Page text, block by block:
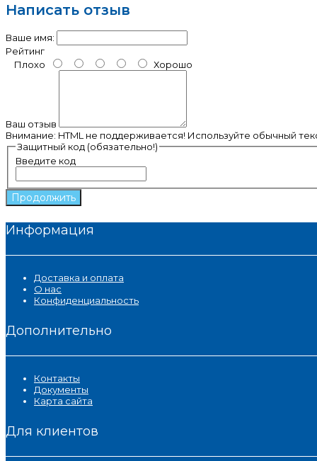
Написать отзыв
Ваше имя:
Рейтинг
Плохо
Хорошо
Ваш отзыв
Внимание: HTML не поддерживается! Используйте обычный
Защитный код (обязательно!)
Введите код
Продолжить
Информация
Доставка и оплата
О нас
Конфиденциальность
Дополнительно
Контакты
Документы
Карта сайта
Для клиентов